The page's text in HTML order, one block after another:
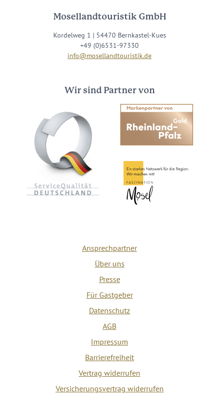
Mosellandtouristik GmbH
Kordelweg 1 | 54470 Bernkastel-Kues
+49 (0)6531-97330
info@mosellandtouristik.de
Wir sind Partner von
Ansprechpartner
Über uns
Presse
Für Gastgeber
Datenschutz
AGB
Impressum
Barrierefreiheit
Vertrag widerrufen
Versicherungsvertrag widerrufen